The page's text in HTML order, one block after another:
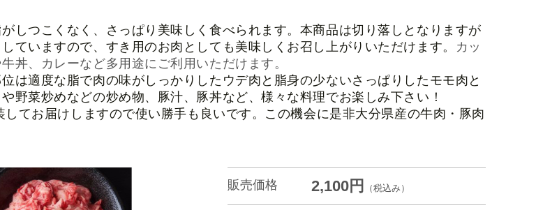
しつこくなく、さっぱり美味しく食べられます。本商品は切り落しとなりますが
ていますので、すき用のお肉としても美味しくお召し上がりいただけます。
カッ
丼、カレーなど多用途にご利用いただけます。
は適度な脂で肉の味がしっかりしたウデ肉と脂身の少ないさっぱりしたモモ肉と
野菜炒めなどの炒め物、豚汁、豚丼など、様々な料理でお楽しみ下さい！
してお届けしますので使い勝手も良いです。この機会に是非大分県産の牛肉・豚肉
販売価格 2,100円 （税込み）